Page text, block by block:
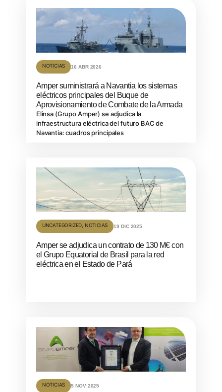
NOTICIAS 16 ABR 2026
Amper suministrará a Navantia los sistemas
eléctricos principales del Buque de
Aprovisionamiento de Combate de la Armada
Elinsa (Grupo Amper) se adjudica la
infraestructura eléctrica del futuro BAC de
Navantia: cuadros principales
UNCATEGORIZED NOTICIAS 19 DIC 2025
Amper se adjudica un contrato de 130 M€ con
el Grupo Equatorial de Brasil para la red
eléctrica en el Estado de Pará
NOTICIAS 5 NOV 2025